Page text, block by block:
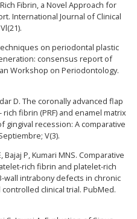
Fibrin, a Novel Approach for
International Journal of Clinical
on periodontal plastic
consensus report of
Workshop on Periodontology.
D. The coronally advanced flap
fibrin (PRF) and enamel matrix
gingival recession: A comparative
V(3).
Bajaj P, Kumari MNS. Comparative
rich fibrin and platelet-rich
wall intrabony defects in chronic
clinical trial. PubMed.